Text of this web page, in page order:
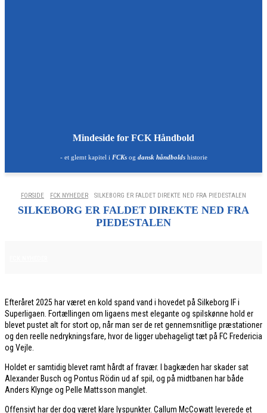
Mindeside for FCK Håndbold
- et glemt kapitel i FCKsog dansk håndboldshistorie
FORSIDE FCK NYHEDER SILKEBORG ER FALDET DIREKTE NED FRA PIEDESTALEN
SILKEBORG ER FALDET DIREKTE NED FRA
PIEDESTALEN
Efteråret 2025 har været en kold spand vand i hovedet på Silkeborg IF i
Superligaen. Fortællingen om ligaens mest elegante og spilskønne hold er
blevet pustet alt for stort op, når man ser de ret gennemsnitlige præstationer
og den reelle nedrykningsfare, hvor de ligger ubehageligt tæt på FC Fredericia
og Vejle.
Holdet er samtidig blevet ramt hårdt af fravær. I bagkæden har skader sat
Alexander Busch og Pontus Rödin ud af spil, og på midtbanen har både
Anders Klynge og Pelle Mattsson manglet.
Offensivt har der dog været klare lyspunkter. Callum McCowatt leverede et